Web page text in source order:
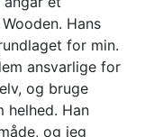
Hans
for min.
ansvarlige for
og bruge
Han
og jeg